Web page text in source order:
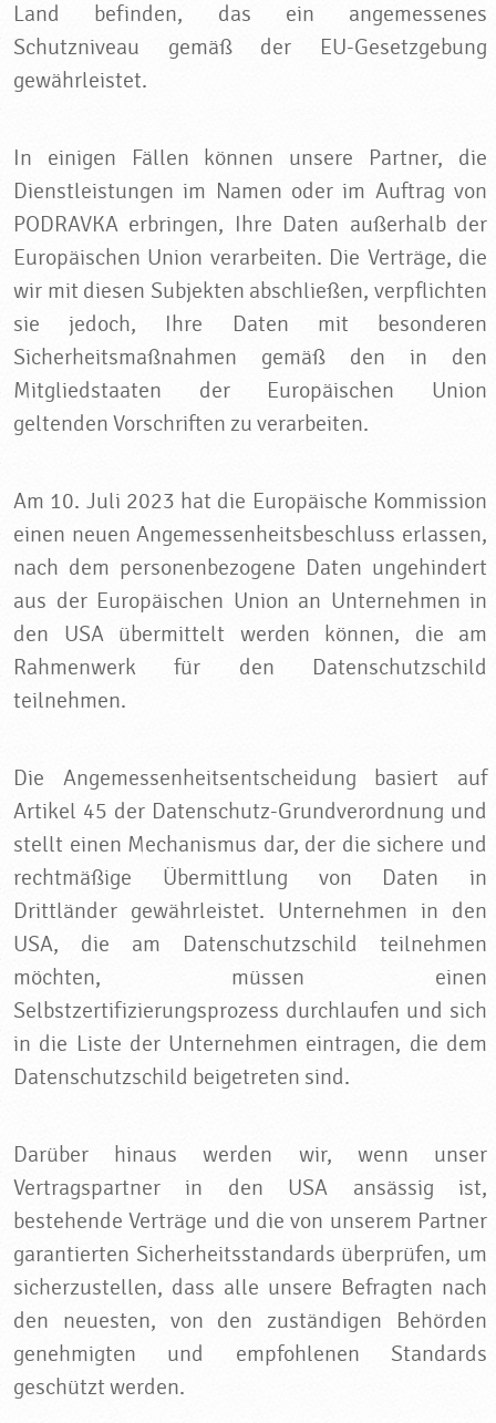
Land befinden, das ein angemessenes
Schutzniveau gemäß der EU-Gesetzgebung
gewährleistet.
In einigen Fällen können unsere Partner, die
Dienstleistungen im Namen oder im Auftrag von
PODRAVKA erbringen, Ihre Daten außerhalb der
Europäischen Union verarbeiten. Die Verträge, die
wir mit diesen Subjekten abschließen, verpflichten
sie jedoch, Ihre Daten mit besonderen
Sicherheitsmaßnahmen gemäß den in den
Mitgliedstaaten der Europäischen Union
geltenden Vorschriften zu verarbeiten.
Am 10. Juli 2023 hat die Europäische Kommission
einen neuen Angemessenheitsbeschluss erlassen,
nach dem personenbezogene Daten ungehindert
aus der Europäischen Union an Unternehmen in
den USA übermittelt werden können, die am
Rahmenwerk für den Datenschutzschild
teilnehmen.
Die Angemessenheitsentscheidung basiert auf
Artikel 45 der Datenschutz-Grundverordnung und
stellt einen Mechanismus dar, der die sichere und
rechtmäßige Übermittlung von Daten in
Drittländer gewährleistet. Unternehmen in den
USA, die am Datenschutzschild teilnehmen
möchten, müssen einen
Selbstzertifizierungsprozess durchlaufen und sich
in die Liste der Unternehmen eintragen, die dem
Datenschutzschild beigetreten sind.
Darüber hinaus werden wir, wenn unser
Vertragspartner in den USA ansässig ist,
bestehende Verträge und die von unserem Partner
garantierten Sicherheitsstandards überprüfen, um
sicherzustellen, dass alle unsere Befragten nach
den neuesten, von den zuständigen Behörden
genehmigten und empfohlenen Standards
geschützt werden.